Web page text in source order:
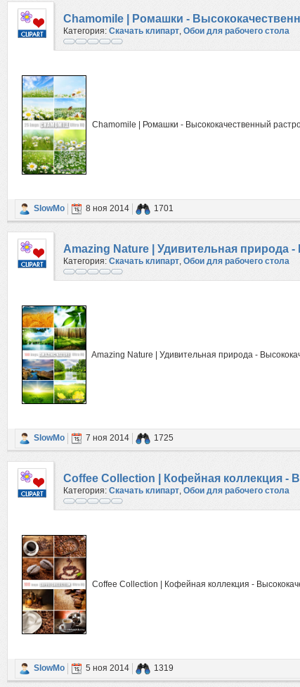
Chamomile | Ромашки -
Категория: Скачать клипарт Обои для рабочего стола
Chamomile | Ромашки - Высококачественный
SlowMo 8 ноя 2014 1701
Amazing Nature | Удивительная природа
Категория: Скачать клипарт Обои для рабочего стола
Amazing Nature | Удивительная природа -
SlowMo 7 ноя 2014 1725
Coffee Collection | Кофейная коллекция -
Категория: Скачать клипарт, Обои для рабочего стола
Coffee Collection | Кофейная коллекция -
SlowMo 5 ноя 2014 1319